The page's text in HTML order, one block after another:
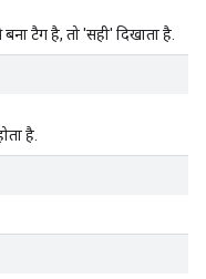
टैग है, तो 'सही' दिखाता है.
है.